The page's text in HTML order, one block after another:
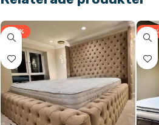
-33% -31%